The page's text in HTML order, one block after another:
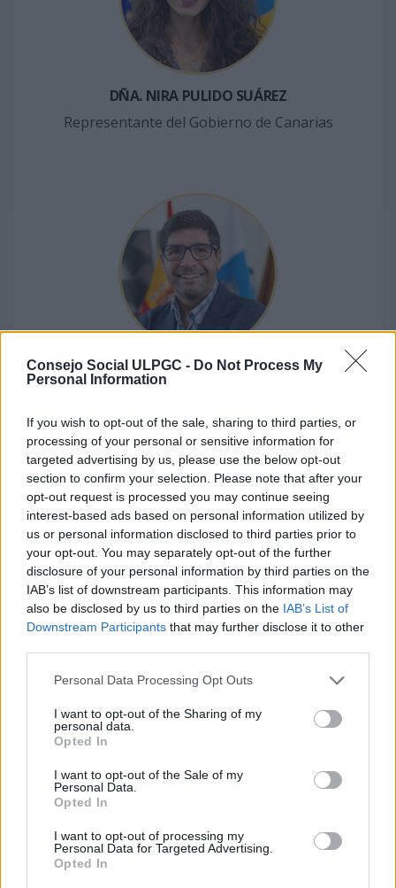
Consejo Social ULPGC - Do Not Process My
Personal Information
If you wish to opt-out of the sale, sharing to third parties, or
processing of your personal or sensitive information for
targeted advertising by us, please use the below opt-out
section to confirm your selection. Please note that after your
opt-out request is processed you may continue seeing
interest-based ads based on personal information utilized by
us or personal information disclosed to third parties prior to
your opt-out. You may separately opt-out of the further
disclosure of your personal information by third parties on the
IAB’s list of downstream participants. This information may
also be disclosed by us to third parties on the IAB’s List of
Downstream Participants that may further disclose it to other
Personal Data Processing Opt Outs
I want to opt-out of the Sharing of my
personal data.
Opted In
I want to opt-out of the Sale of my
Personal Data.
Opted In
I want to opt-out of processing my
Personal Data for Targeted Advertising.
Opted In
DÑA. NIRA PULIDO SUÁREZ
Representante del Gobierno de Canarias
D. ROGELIO MESA PÉREZ